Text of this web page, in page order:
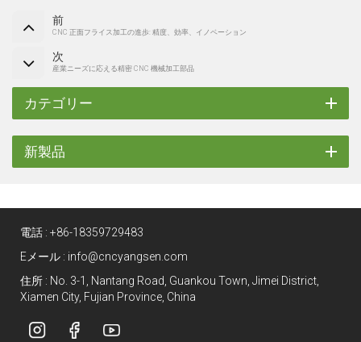
前
CNC 正面フライス加工の進歩: 精度、効率、イノベーション
次
産業ニーズに応える精密 CNC 機械加工部品
カテゴリー
新製品
電話 : +86-18359729483
Eメール : info@cncyangsen.com
住所 : No. 3-1, Nantang Road, Guankou Town, Jimei District,
Xiamen City, Fujian Province, China